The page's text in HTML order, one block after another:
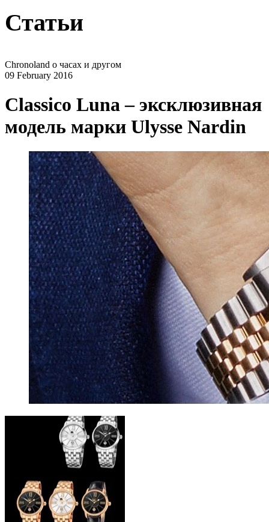
Статьи
Chronoland о часах и другом
09 February 2016
Classico Luna – эксклюзивная
модель марки Ulysse Nardin